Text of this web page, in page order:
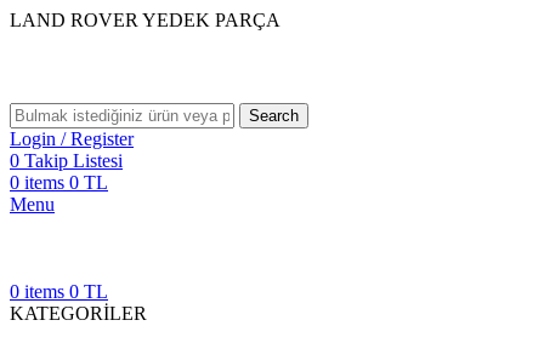
LAND ROVER YEDEK PARÇA
Search
Login / Register
0 Takip Listesi
0 items 0 TL
Menu
0 items 0 TL
KATEGORİLER